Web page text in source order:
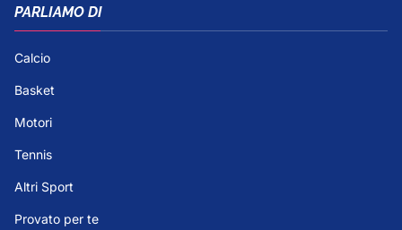
PARLIAMO DI
Calcio
Basket
Motori
Tennis
Altri Sport
Provato per te